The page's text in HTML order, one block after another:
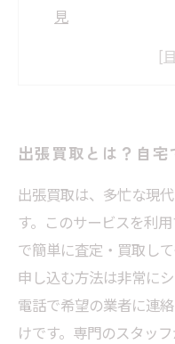
見
出張買取のメリ
あなたも試してみ
談
出張買取とは？自
出張買取は、多忙な現
す。このサービスを利
で簡単に査定・買取し
申し込む方法は非常に
電話で希望の業者に連
けです。専門のスタッ